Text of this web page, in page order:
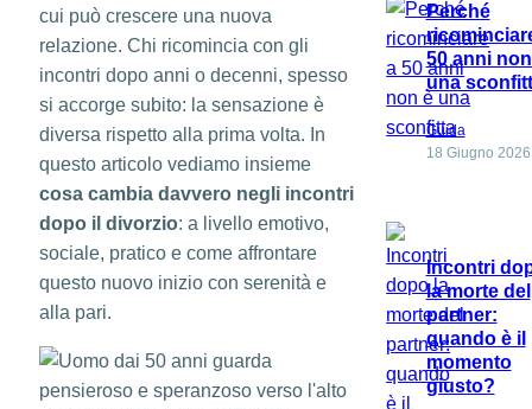
cui può crescere una nuova
relazione. Chi ricomincia con gli
incontri dopo anni o decenni, spesso
si accorge subito: la sensazione è
diversa rispetto alla prima volta. In
questo articolo vediamo insieme
cosa cambia davvero negli incontri
dopo il divorzio: a livello emotivo,
sociale, pratico e come affrontare
questo nuovo inizio con serenità e
alla pari.
Perché
50 anni
una
Guida
18 Giugno 2026
Incontri
la morte del
partner:
quando è il
momento
giusto?